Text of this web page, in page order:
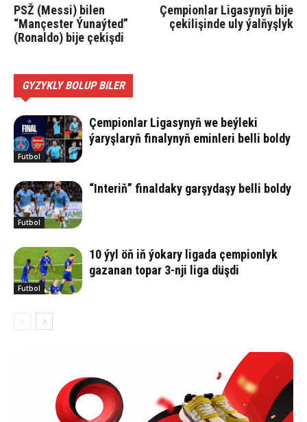
PSŽ (Messi) bilen
“Mançester Ýunaýted”
(Ronaldo) bije çekişdi
Çempionlar Ligasynyň bije
çekilişinde uly ýalňyşlyk
GYZYKLY BOLUP BILER
Futbol
Çempionlar Ligasynyň we beýleki
ýaryşlaryň finalynyň eminleri belli boldy
Futbol
“Interiň” finaldaky garşydaşy belli boldy
Futbol
10 ýyl öň iň ýokary ligada çempionlyk
gazanan topar 3-nji liga düşdi